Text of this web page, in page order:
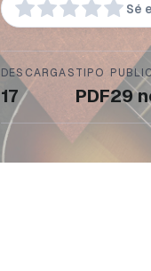
Sé
DESCARGAS
17
TIPO
PDF29